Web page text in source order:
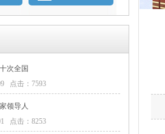
次全国
点击：7593
领导人
点击：8253